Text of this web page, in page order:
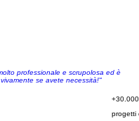
professionale e scrupolosa ed è
se avete necessità!"
+30.000
progetti